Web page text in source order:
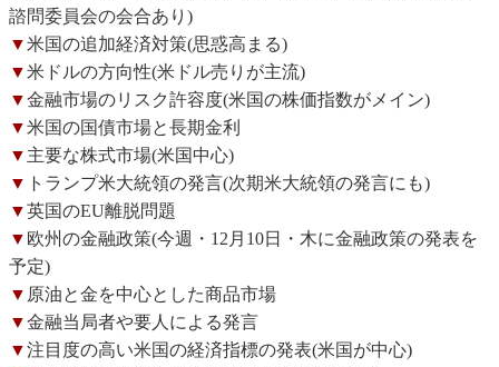
諮問委員会の会合あり)
▼米国の追加経済対策(思惑高まる)
▼米ドルの方向性(米ドル売りが主流)
▼金融市場のリスク許容度(米国の株価指数がメイン)
▼米国の国債市場と長期金利
▼ 主要な株式市場(米国中心)
▼ トランプ米大統領の発言(次期米大統領の発言にも)
▼英国のEU離脱問題
▼ 欧州の金融政策(今週・12月10日・木に金融政策の発表を
予定)
▼ 原油と金を中心とした商品市場
▼金融当局者や要人による発言
▼注目度の高い米国の経済指標の発表(米国が中心)